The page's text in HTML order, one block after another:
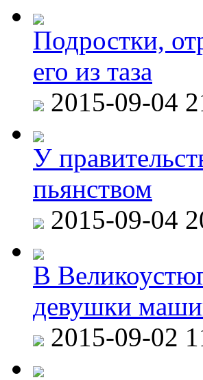
Подростки,
его из таза
2015-09-04
У
пьянством
2015-09-04
В
девушки
2015-09-02